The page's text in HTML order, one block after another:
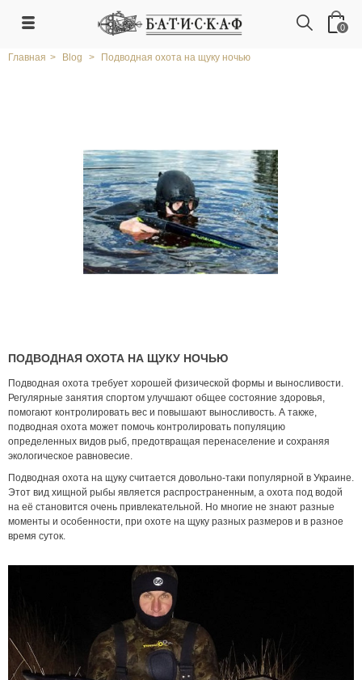
0
Главная > Blog > Подводная охота на щуку ночью
ПОДВОДНАЯ ОХОТА НА ЩУКУ НОЧЬЮ
Подводная охота требует хорошей физической формы и выносливости.
Регулярные занятия спортом улучшают общее состояние здоровья,
помогают контролировать вес и повышают выносливость. А также,
подводная охота может помочь контролировать популяцию
определенных видов рыб, предотвращая перенаселение и сохраняя
экологическое равновесие.
Подводная охота на щуку считается довольно-таки популярной в Украине.
Этот вид хищной рыбы является распространенным, а охота под водой
на её становится очень привлекательной. Но многие не знают разные
моменты и особенности, при охоте на щуку разных размеров и в разное
время суток.